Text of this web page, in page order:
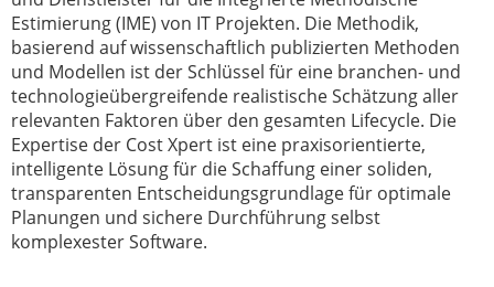
Estimierung (IME) von IT Projekten. Die Methodik,
basierend auf wissenschaftlich publizierten Methoden
und Modellen ist der Schlüssel für eine branchen- und
technologieübergreifende realistische Schätzung aller
relevanten Faktoren über den gesamten Lifecycle. Die
Expertise der Cost Xpert ist eine praxisorientierte,
intelligente Lösung für die Schaffung einer soliden,
transparenten Entscheidungsgrundlage für optimale
Planungen und sichere Durchführung selbst
komplexester Software.